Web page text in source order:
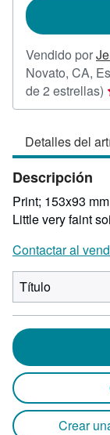
Vendido por
Novato, CA,
de 2 estrellas)
Detalles del
Descripción
Print; 153x93
Little very faint
Contactar al
Título
Crear